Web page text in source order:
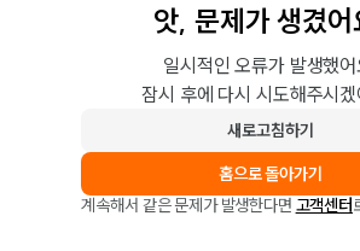
앗, 문제가 생겼어
일시적인 오류가 발생했어
잠시 후에 다시 시도해주시
새로고침하기
홈으로 돌아가기
계속해서 같은 문제가 발생한다면 고객센터